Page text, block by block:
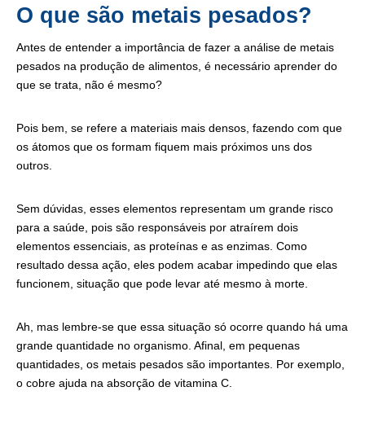
O que são metais pesados?
Antes de entender a importância de fazer a análise de metais
pesados na produção de alimentos, é necessário aprender do
que se trata, não é mesmo?
Pois bem, se refere a materiais mais densos, fazendo com que
os átomos que os formam fiquem mais próximos uns dos
outros.
Sem dúvidas, esses elementos representam um grande risco
para a saúde, pois são responsáveis por atraírem dois
elementos essenciais, as proteínas e as enzimas. Como
resultado dessa ação, eles podem acabar impedindo que elas
funcionem, situação que pode levar até mesmo à morte.
Ah, mas lembre-se que essa situação só ocorre quando há uma
grande quantidade no organismo. Afinal, em pequenas
quantidades, os metais pesados são importantes. Por exemplo,
o cobre ajuda na absorção de vitamina C.